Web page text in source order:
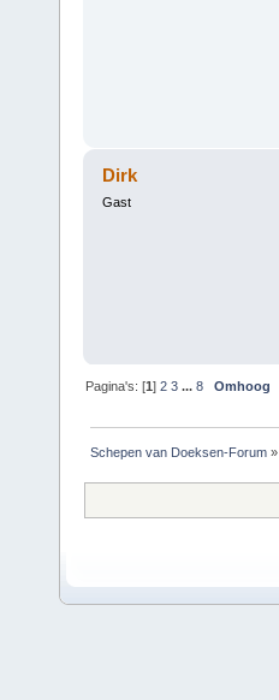
Dirk
Gast
Pagina's: [1]2 3 ...8 Omhoog
Schepen van Doeksen-Forum »